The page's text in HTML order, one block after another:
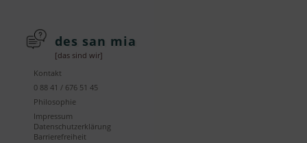
des san mia
[das sind wir]
Kontakt
0 88 41 / 676 51 45
Philosophie
Impressum
Datenschutzerklärung
Barrierefreiheit